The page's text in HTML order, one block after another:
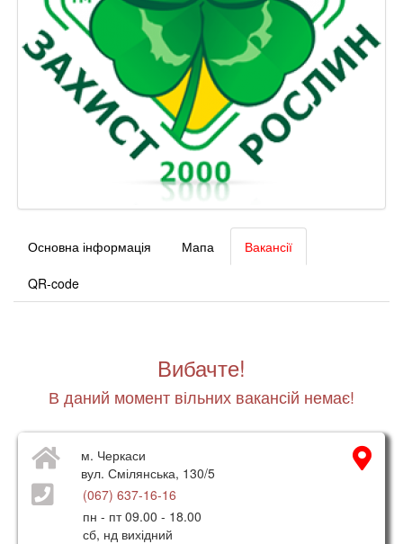
Основна інформація Мапа Вакансії
QR-code
Вибачте!
В даний момент вільних вакансій немає!
м. Черкаси
вул. Смілянська, 130/5
(067) 637-16-16
пн - пт 09.00 - 18.00
сб, нд вихідний